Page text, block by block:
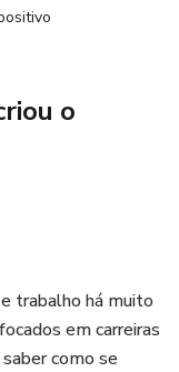
comprador em
7785
o
trabalho há muito
em carreiras
como se